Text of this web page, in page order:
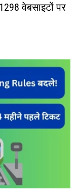
वेबसाइटों पर